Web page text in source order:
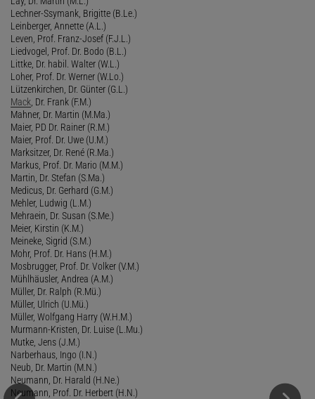
Lechner-Ssymank, Brigitte (B.Le.)
Leinberger, Annette (A.L.)
Leven, Prof. Franz-Josef (F.J.L.)
Liedvogel, Prof. Dr. Bodo (B.L.)
Littke, Dr. habil. Walter (W.L.)
Loher, Prof. Dr. Werner (W.Lo.)
Lützenkirchen, Dr. Günter (G.L.)
Mack , Dr. Frank (F.M.)
Mahner, Dr. Martin (M.Ma.)
Maier, PD Dr. Rainer (R.M.)
Maier, Prof. Dr. Uwe (U.M.)
Marksitzer, Dr. René (R.Ma.)
Markus, Prof. Dr. Mario (M.M.)
Martin, Dr. Stefan (S.Ma.)
Medicus, Dr. Gerhard (G.M.)
Mehler, Ludwig (L.M.)
Mehraein, Dr. Susan (S.Me.)
Meier, Kirstin (K.M.)
Meineke, Sigrid (S.M.)
Mohr, Prof. Dr. Hans (H.M.)
Mosbrugger, Prof. Dr. Volker (V.M.)
Mühlhäusler, Andrea (A.M.)
Müller, Dr. Ralph (R.Mü.)
Müller, Ulrich (U.Mü.)
Müller, Wolfgang Harry (W.H.M.)
Murmann-Kristen, Dr. Luise (L.Mu.)
Mutke, Jens (J.M.)
Narberhaus, Ingo (I.N.)
Neub, Dr. Martin (M.N.)
Neumann, Dr. Harald (H.Ne.)
Neumann, Prof. Dr. Herbert (H.N.)